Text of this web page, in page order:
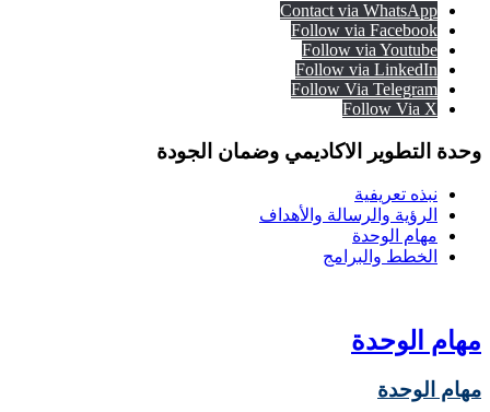
Contact via WhatsApp
Follow via Facebook
Follow via Youtube
Follow via LinkedIn
Follow Via Telegram
Follow Via X
وحدة التطوير الاكاديمي وضمان الجودة
نبذه تعريفية
الرؤية والرسالة والأهداف
مهام الوحدة
الخطط والبرامج
مهام الوحدة
مهام الوحدة